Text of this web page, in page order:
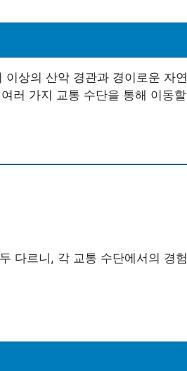
상의 산악 경관과 경이로운 자연
러 가지 교통 수단을 통해 이동할
다르니, 각 교통 수단에서의 경험